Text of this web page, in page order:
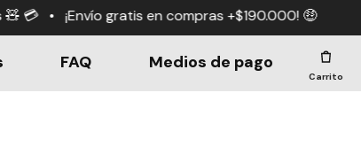
🤑 ¡Envío gratis en compras +$190.000!
FAQ Medios de pago
Carrito